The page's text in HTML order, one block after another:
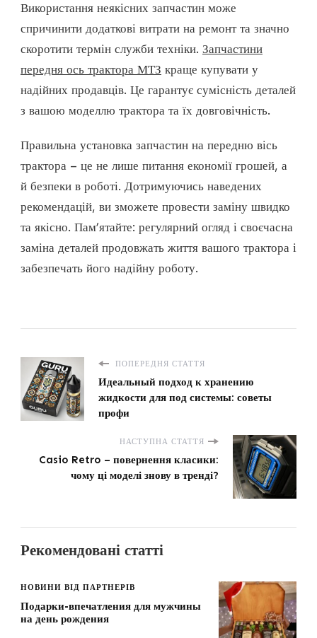
Використання неякісних запчастин може
спричинити додаткові витрати на ремонт та значно
скоротити термін служби техніки. Запчастини
передня ось трактора МТЗ краще купувати у
надійних продавців. Це гарантує сумісність деталей
з вашою моделлю трактора та їх довговічність.
Правильна установка запчастин на передню вісь
трактора – це не лише питання економії грошей, а
й безпеки в роботі. Дотримуючись наведених
рекомендацій, ви зможете провести заміну швидко
та якісно. Пам’ятайте: регулярний огляд і своєчасна
заміна деталей продовжать життя вашого трактора і
забезпечать його надійну роботу.
ПОПЕРЕДНЯ СТАТТЯ
Идеальный подход к хранению
жидкости для под системы: советы
профи
НАСТУПНА СТАТТЯ
Casio Retro – повернення класики:
чому ці моделі знову в тренді?
Рекомендовані статті
НОВИНИ ВІД ПАРТНЕРІВ
Подарки-впечатления для мужчины
на день рождения